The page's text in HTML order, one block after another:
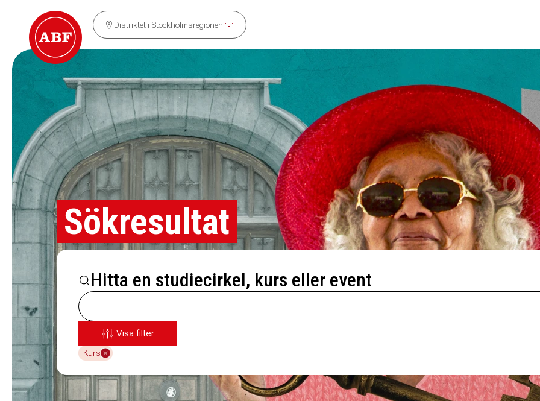
Distriktet i Stockholmsregionen
Sökresultat
Hitta en studiecirkel, kurs eller event
Visa filter
Kurs